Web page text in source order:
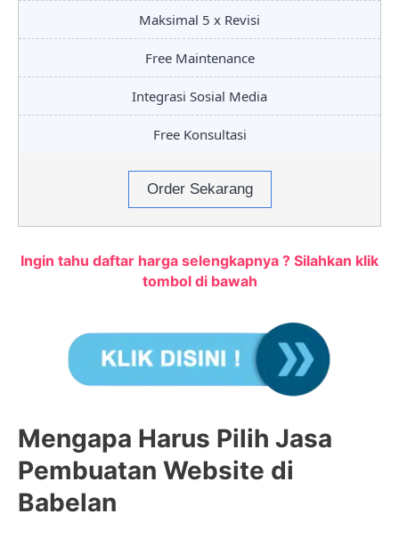
Maksimal 5 x Revisi
Free Maintenance
Integrasi Sosial Media
Free Konsultasi
Order Sekarang
Ingin tahu daftar harga selengkapnya ? Silahkan klik
tombol di bawah
Mengapa Harus Pilih Jasa
Pembuatan Website di
Babelan